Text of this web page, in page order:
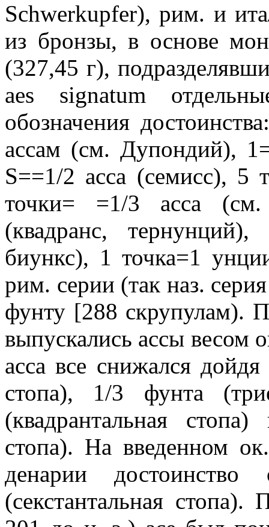
Schwerkupfer), рим. и
из бронзы, в основе
(327,45 г),
aes signatum
обозначения
ассам (см. Дупондий),
S==1/2 acca (семисс), 5
точки= =1/3 асса
(квадранс,
биункс), 1 точка=1
рим. серии (так наз.
фунту [288 скрупулам).
выпускались ассы весом
асса все снижался
стопа), 1/3 фунта
(квадрантальная
стопа). На введенном
денарии
(секстантальная